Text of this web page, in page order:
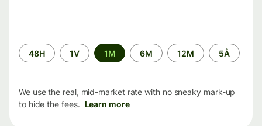
Time
period
48H 1V 1M 6M 12M 5Å
We use the real, mid-market rate with no sneaky mark-up
to hide the fees. Learn more